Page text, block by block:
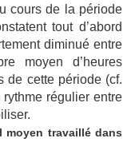
cours de la période
tout d’abord
diminué entre
moyen d’heures
de cette période (cf.
régulier entre
moyen travaillé dans